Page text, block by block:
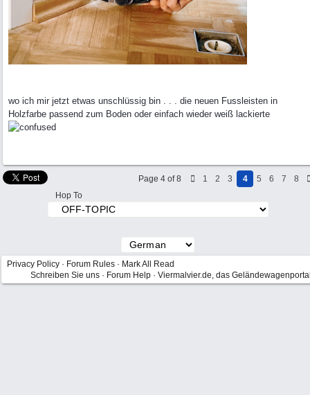
wo ich mir jetzt etwas unschlüssig bin . . . die neuen Fussleisten in
Holzfarbe passend zum Boden oder einfach wieder weiß lackierte
Page 4 of 8 1 2 3 4 5 6 7
8
Hop To
Privacy Policy · Forum Rules · Mark All Read
Schreiben Sie uns · Forum Help · Viermalvier.de, das